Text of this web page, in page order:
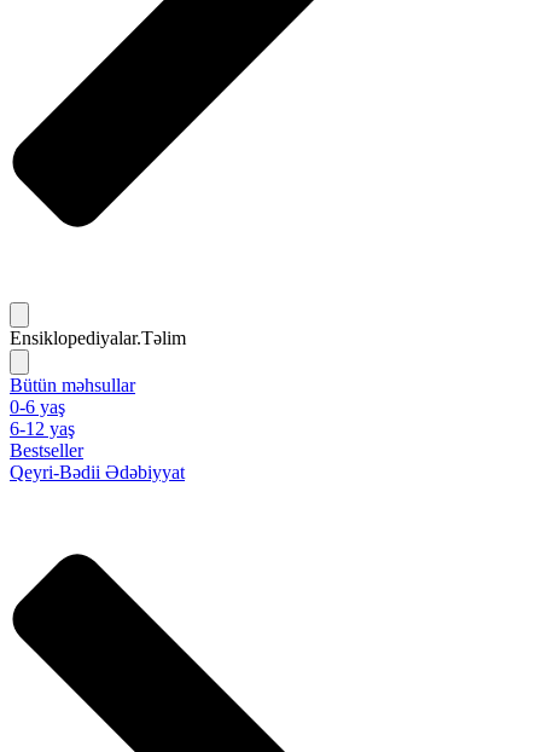
Ensiklopediyalar.Təlim
Bütün məhsullar
0-6 yaş
6-12 yaş
Bestseller
Qeyri-Bədii Ədəbiyyat